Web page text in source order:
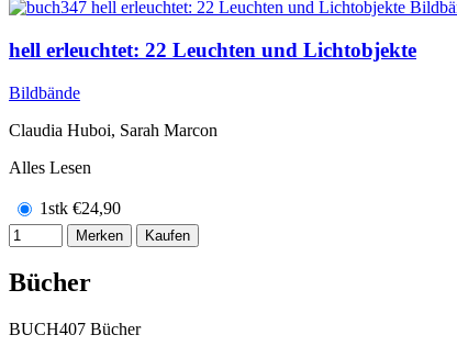
hell erleuchtet: 22 Leuchten und Lichtobjekte
Bildbände
Claudia Huboi, Sarah Marcon
Alles Lesen
1stk €24,90
Merken Kaufen
Bücher
BUCH407 Bücher